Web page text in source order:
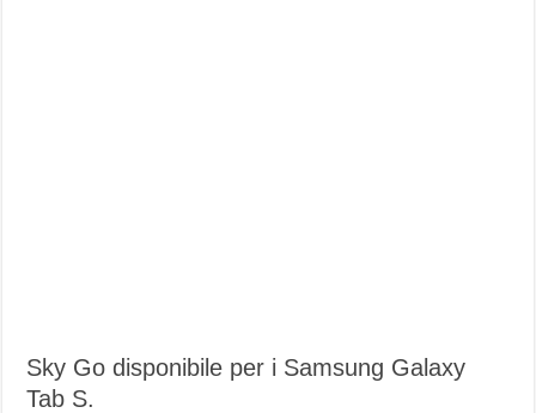
Sky Go disponibile per i Samsung Galaxy
Tab S.